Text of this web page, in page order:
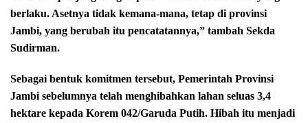
berlaku. Asetnya tidak kemana-mana, tetap di provinsi
Jambi, yang berubah itu pencatatannya,” tambah Sekda
Sudirman.
Sebagai bentuk komitmen tersebut, Pemerintah Provinsi
Jambi sebelumnya telah menghibahkan lahan seluas 3,4
hektare kepada Korem 042/Garuda Putih. Hibah itu menjadi